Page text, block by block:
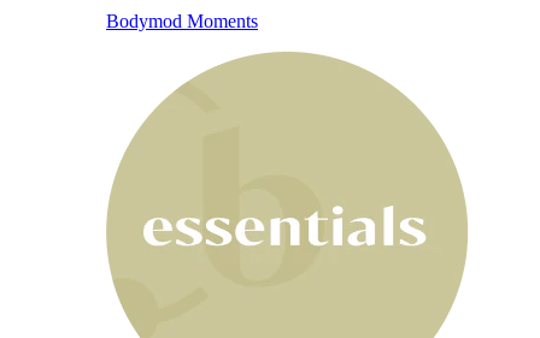
Bodymod Moments